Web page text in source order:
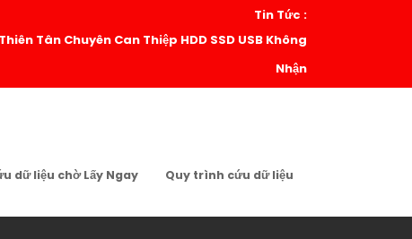
Tin Tức :
Tân Chuyên Can Thiệp HDD SSD USB Không
Nhận
dữ liệu chờ Lấy Ngay Quy trình cứu dữ liệu